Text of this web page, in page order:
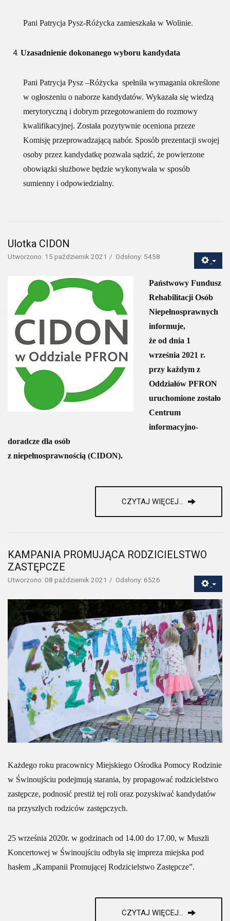
Pani Patrycja Pysz-Różycka zamieszkała w Wolinie.
Uzasadnienie dokonanego wyboru kandydata
Pani Patrycja Pysz –Różycka spełniła wymagania określone
w ogłoszeniu o naborze kandydatów. Wykazała się wiedzą
merytoryczną i dobrym przegotowaniem do rozmowy
kwalifikacyjnej. Została pozytywnie oceniona przeze
Komisję przeprowadzającą nabór. Sposób prezentacji swojej
osoby przez kandydatkę pozwala sądzić, że powierzone
obowiązki służbowe będzie wykonywała w sposób
sumienny i odpowiedzialny.
Ulotka CIDON
Utworzono: 15 październik 2021 Odsłony: 5458
Państwowy Fundusz
Rehabilitacji Osób
Niepełnosprawnych
informuje,
że od dnia 1
września 2021 r.
przy każdym z
Oddziałów PFRON
uruchomione zostało
Centrum
informacyjno-
doradcze dla osób
z niepełnosprawnością (CIDON).
CZYTAJ WIĘCEJ...
KAMPANIA PROMUJĄCA RODZICIELSTWO
ZASTĘPCZE
Utworzono: 08 październik 2021 Odsłony: 6526
Każdego roku pracownicy Miejskiego Ośrodka Pomocy Rodzinie
w Świnoujściu podejmują starania, by propagować rodzicielstwo
zastępcze, podnosić prestiż tej roli oraz pozyskiwać kandydatów
na przyszłych rodziców zastępczych.
25 września 2020r. w godzinach od 14.00 do 17.00, w Muszli
Koncertowej w Świnoujściu odbyła się impreza miejska pod
hasłem „Kampanii Promującej Rodzicielstwo Zastępcze”.
CZYTAJ WIĘCEJ...